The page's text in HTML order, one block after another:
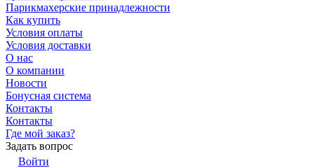
Парикмахерские принадлежности
Как купить
Условия оплаты
Условия доставки
О нас
О компании
Новости
Бонусная система
Контакты
Контакты
Где мой заказ?
Задать вопрос
Войти